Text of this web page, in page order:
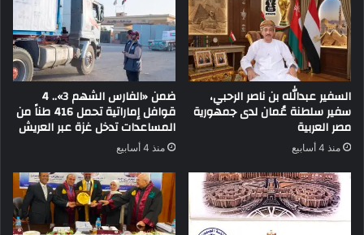
السفير عبدالله بن ناصر الرحبي،
سفير سلطنة عُمان لدى جمهورية
مصر العربية
منذ 4 أسابيع
ضمن «الفارس الشهم 3».. 4
قوافل إماراتية تحمل 416 طناً من
المساعدات تدخل غزة عبر العريش
منذ 4 أسابيع